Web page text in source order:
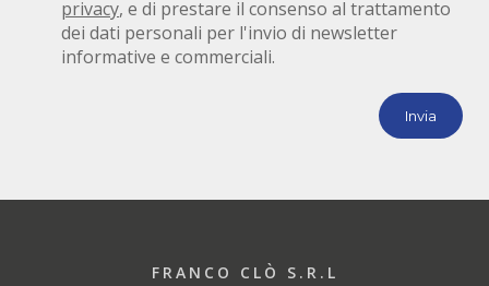
privacy, e di prestare il consenso al trattamento
dei dati personali per l'invio di newsletter
informative e commerciali.
FRANCO CLÒ S.R.L